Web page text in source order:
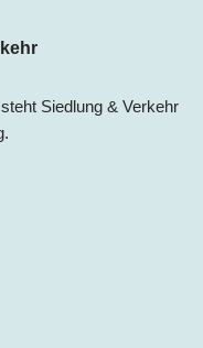
steht Siedlung & Verkehr